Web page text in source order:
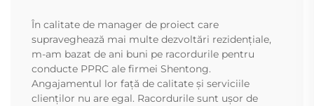
În calitate de manager de proiect care
supraveghează mai multe dezvoltări rezidențiale,
m-am bazat de ani buni pe racordurile pentru
conducte PPRC ale firmei Shentong.
Angajamentul lor față de calitate și serviciile
clienților nu are egal. Racordurile sunt ușor de